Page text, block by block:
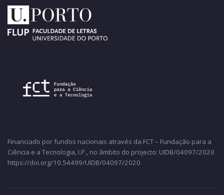
Financiado por fundos nacionais através da FCT – Fundação para a
Ciência e a Tecnologia, I.P., no âmbito do projecto: UIDB/04097/2020
https://doi.org/10.54499/UIDB/04097/2020